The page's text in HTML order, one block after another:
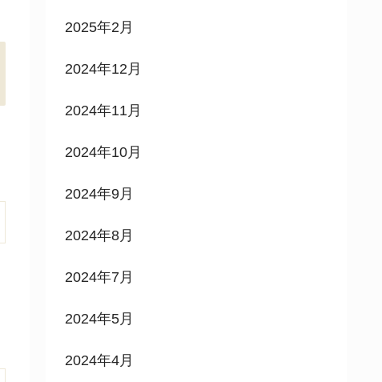
2025年2月
2024年12月
2024年11月
2024年10月
2024年9月
2024年8月
2024年7月
2024年5月
2024年4月